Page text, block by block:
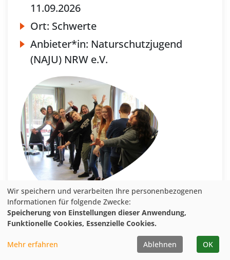
11.09.2026
Ort: Schwerte
Anbieter*in: Naturschutzjugend
(NAJU) NRW e.V.
Wir speichern und verarbeiten Ihre personenbezogenen
Informationen für folgende Zwecke:
Speicherung von Einstellungen dieser Anwendung,
Funktionelle Cookies, Essenzielle Cookies.
Mehr erfahren Ablehnen OK